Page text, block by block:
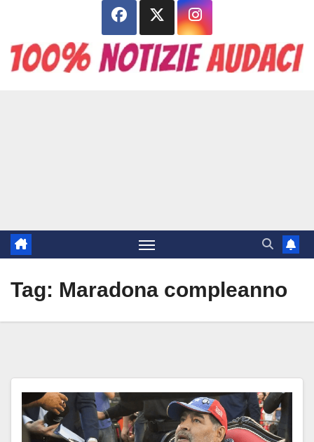
contenuto
Tag: Maradona compleanno